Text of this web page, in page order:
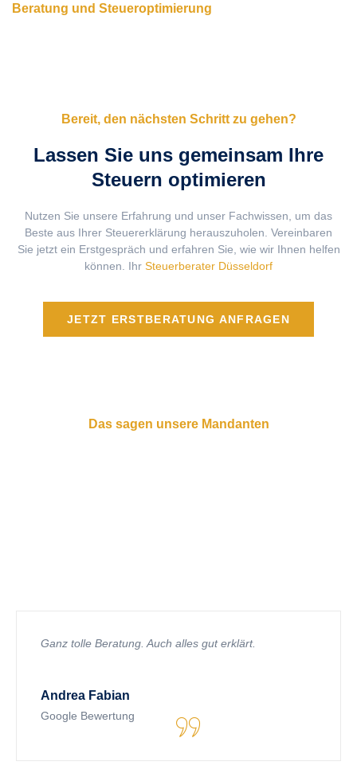
Beratung und Steueroptimierung
Bereit, den nächsten Schritt zu gehen?
Lassen Sie uns gemeinsam Ihre
Steuern optimieren
Nutzen Sie unsere Erfahrung und unser Fachwissen, um das
Beste aus Ihrer Steuererklärung herauszuholen. Vereinbaren
Sie jetzt ein Erstgespräch und erfahren Sie, wie wir Ihnen helfen
können. Ihr Steuerberater Düsseldorf
JETZT ERSTBERATUNG ANFRAGEN
Das sagen unsere Mandanten
Ganz tolle Beratung. Auch alles gut erklärt.
Andrea Fabian
Google Bewertung